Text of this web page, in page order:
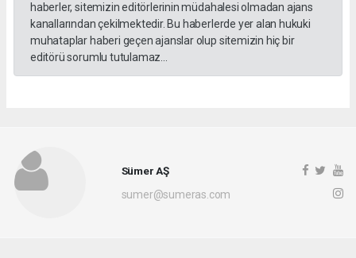
haberler, sitemizin editörlerinin müdahalesi olmadan ajans
kanallarından çekilmektedir. Bu haberlerde yer alan hukuki
muhataplar haberi geçen ajanslar olup sitemizin hiç bir
editörü sorumlu tutulamaz...
Sümer AŞ
sumer@sumeras.com